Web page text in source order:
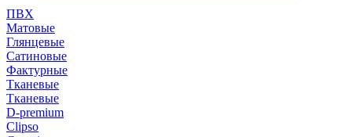
ПВХ
Матовые
Глянцевые
Сатиновые
Фактурные
Тканевые
Тканевые
D-premium
Clipso